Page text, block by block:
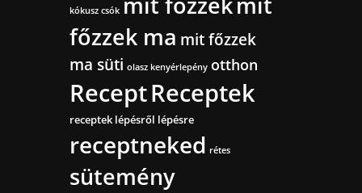
kókusz csók
főzzek ma mit főzzek
ma süti olasz kenyérlepény otthon
ReceptReceptek
receptek lépésről lépésre
receptneked rétes
sütemény